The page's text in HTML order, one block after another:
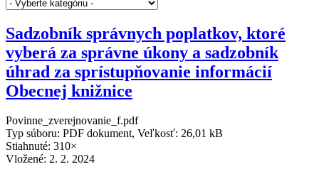
Sadzobník správnych poplatkov, ktoré
vyberá za správne úkony a sadzobník
úhrad za sprístupňovanie informácií
Obecnej knižnice
Povinne_zverejnovanie_f.pdf
Typ súboru: PDF dokument, Veľkosť: 26,01 kB
Stiahnuté: 310×
Vložené: 2. 2. 2024